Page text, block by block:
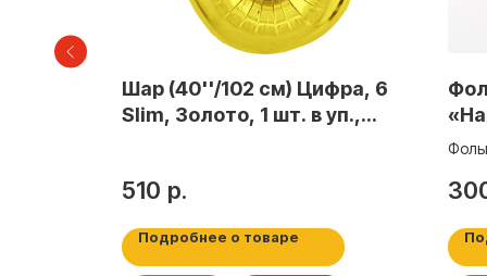
Шар (40''/102 см) Цифра, 6
Slim, Золото, 1 шт. в уп.,
510 р.
Подробнее о товаре